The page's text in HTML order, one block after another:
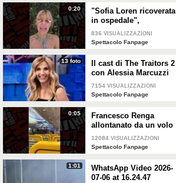
0:20
"Sofia Loren ricoverata
in ospedale",
Alessandra Mussolini
smentisce: "È serena e
836 VISUALIZZAZIONI
Spettacolo Fanpage
13 foto
Il cast di The Traitors 2
con Alessia Marcuzzi
7154 VISUALIZZAZIONI
Spettacolo Fanpage
0:05
Francesco Renga
allontanato da un volo
Ryanair dopo una
discussione con gli
12084 VISUALIZZAZIONI
Spettacolo Fanpage
1:01
WhatsApp Video 2026-
07-06 at 16.24.47